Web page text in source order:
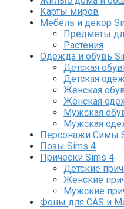
Карты миров
Мебель и декор
Предметы
Растения
Одежда и обувь
Детская
Детская
Женская
Женская
Мужская
Мужская
Персонажи Симы
Позы Sims 4
Прически Sims 4
Детские
Женские
Мужские
Фоны для CAS и